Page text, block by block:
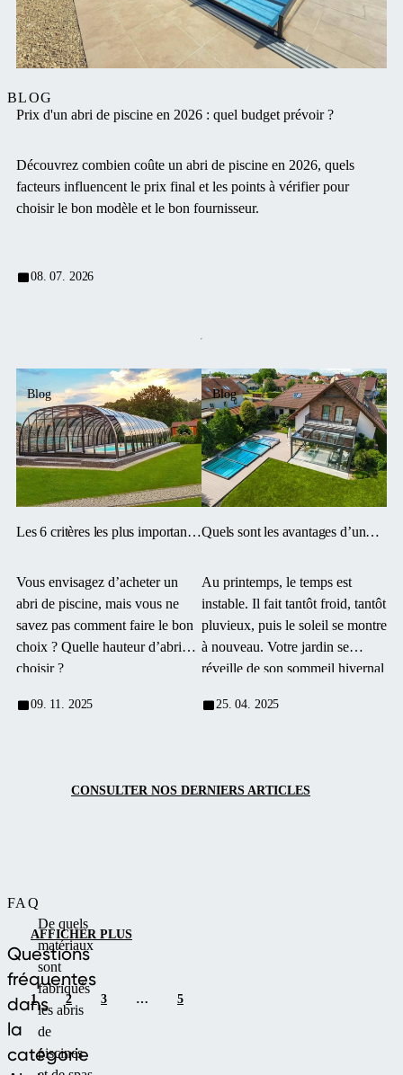
BLOG
Prix d'un abri de piscine en 2026 : quel budget prévoir ?
Découvrez combien coûte un abri de piscine en 2026, quels
facteurs influencent le prix final et les points à vérifier pour
choisir le bon modèle et le bon fournisseur.
08. 07. 2026
CONSULTER NOS DERNIERS ARTICLES
Blog
Les 6 critères les plus importants
Vous envisagez d’acheter un
abri de piscine, mais vous ne
savez pas comment faire le bon
choix ? Quelle hauteur d’abri
choisir ?
09. 11. 2025
Blog
Quels sont les avantages d’un
Au printemps, le temps est
instable. Il fait tantôt froid, tantôt
pluvieux, puis le soleil se montre
à nouveau. Votre jardin se
réveille de son sommeil hivernal
25. 04. 2025
FAQ
Questions
fréquentes
dans
la
catégorie
De quels
matériaux
sont
fabriqués
les abris
de
piscines
AFFICHER PLUS
1 2 3 … 5